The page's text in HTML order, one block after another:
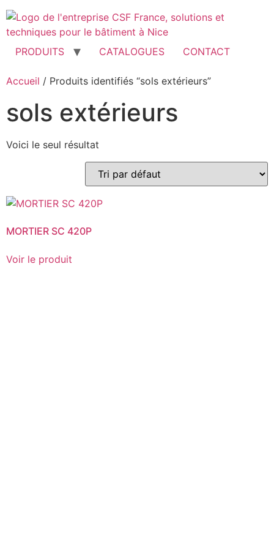
Aller
au
contenu
PRODUITS
CATALOGUES CONTACT
Accueil / Produits identifiés “sols extérieurs”
sols extérieurs
Voici le seul résultat
MORTIER SC 420P
Voir le produit